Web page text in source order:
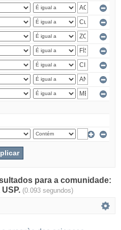
para a comunidade:
(0.093 segundos)